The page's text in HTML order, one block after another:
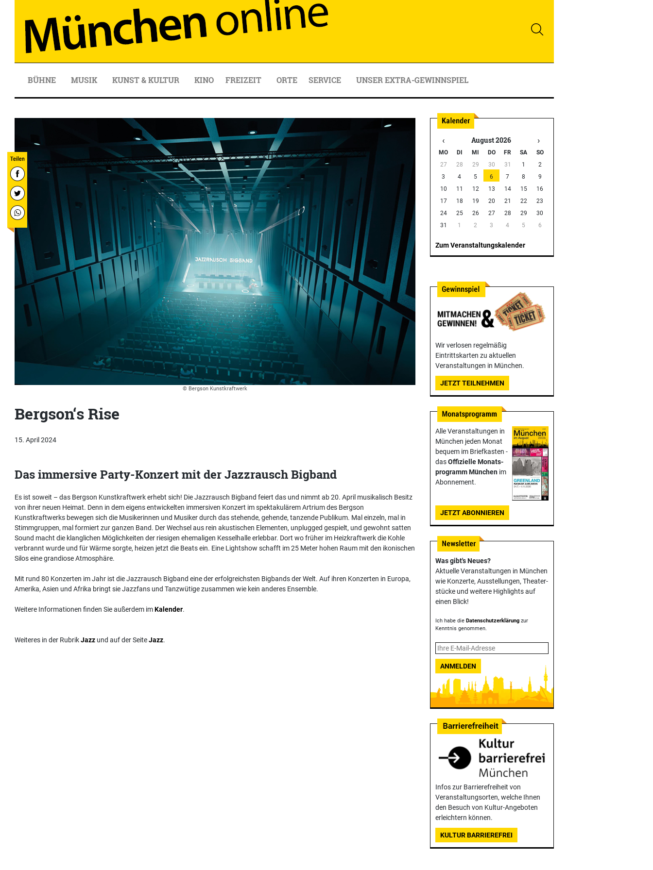
BÜHNE MUSIK KUNST & KULTUR KINO FREIZEIT ORTE SERVICE UNSER EXTRA-GEWINNSPIEL
© Bergson Kunstkraftwerk
Bergson‘s Rise
15. April 2024
Das immersive Party-Konzert mit der Jazzrausch Bigband
Es ist soweit – das Bergson Kunstkraftwerk erhebt sich! Die Jazzrausch Bigband feiert das und nimmt ab 20. April musikalisch Besitz
von ihrer neuen Heimat. Denn in dem eigens entwickelten immersiven Konzert im spektakulärem Artrium des Bergson
Kunstkraftwerks bewegen sich die Musikerinnen und Musiker durch das stehende, gehende, tanzende Publikum. Mal einzeln, mal in
Stimmgruppen, mal formiert zur ganzen Band. Der Wechsel aus rein akustischen Elementen, unplugged gespielt, und gewohnt satten
Sound macht die klanglichen Möglichkeiten der riesigen ehemaligen Kesselhalle erlebbar. Dort wo früher im Heizkraftwerk die Kohle
verbrannt wurde und für Wärme sorgte, heizen jetzt die Beats ein. Eine Lightshow schafft im 25 Meter hohen Raum mit den ikonischen
Silos eine grandiose Atmosphäre.
Mit rund 80 Konzerten im Jahr ist die Jazzrausch Bigband eine der erfolgreichsten Bigbands der Welt. Auf ihren Konzerten in Europa,
Amerika, Asien und Afrika bringt sie Jazzfans und Tanzwütige zusammen wie kein anderes Ensemble.
Weitere Informationen finden Sie außerdem imKalender.
Weiteres in der RubrikJazz und auf der SeiteJazz.
‹ August 2026 ›
MO DI MI DO FR SA
SO
27
28 29 30 31 1
2
3
4 5 6 7 8
9
10
11 12 13 14 15
16
17
18 19 20 21 22
23
24
25 26 27 28 29
30
31
1 2 3 4 5 6
Zum Veranstaltungskalender
Wir verlosen regelmäßig
Eintrittskarten zu aktuellen
Veranstaltungen in München.
JETZT TEILNEHMEN
Alle Veranstaltungen in
München jeden Monat
bequem im Briefkasten -
dasOffizielle Monats­
programm München im
Abonnement.
JETZT ABONNIEREN
Was gibt's Neues?
Aktuelle Veranstaltungen in München
wie Konzerte, Ausstellungen, Theater­
stücke und weitere Highlights auf
einen Blick!
Ich habe die Datenschutzerklärung zur
Kenntnis genommen.
ANMELDEN
Infos zur Barrierefreiheit von
Veranstaltungsorten, welche Ihnen
den Besuch von Kultur-Angeboten
erleichtern können.
KULTUR BARRIEREFREI